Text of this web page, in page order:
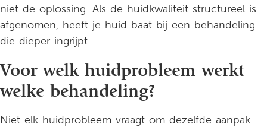
niet de oplossing. Als de huidkwaliteit structureel is
afgenomen, heeft je huid baat bij een behandeling
die dieper ingrijpt.
Voor welk huidprobleem werkt
welke behandeling?
Niet elk huidprobleem vraagt om dezelfde aanpak.